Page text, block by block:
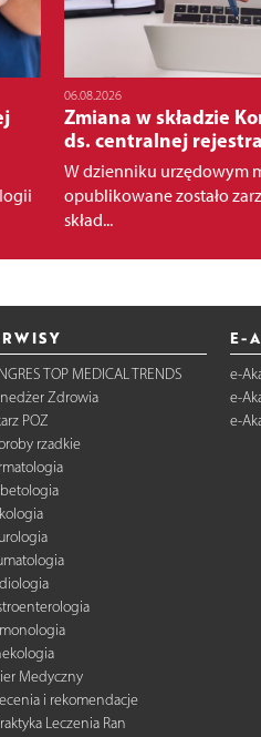
06.08.2026
Zmiana w składzie
ds. centralnej
W dzienniku urzędowym
opublikowane zostało
skład...
TOP MEDICAL TRENDS
Zdrowia
POZ
rzadkie
Medyczny
i rekomendacje
Leczenia Ran
E-
e-
e-
e-